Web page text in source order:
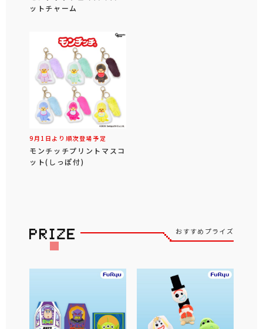
ットチャーム
9月1日より順次登場予定
モンチッチプリントマスコ
ット(しっぽ付)
おすすめプライズ